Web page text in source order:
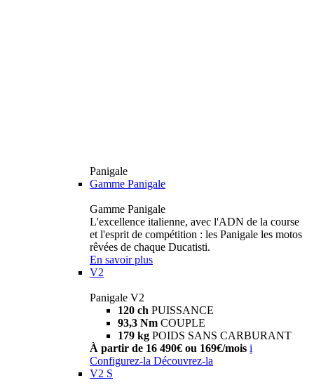
Panigale
Gamme Panigale
Gamme Panigale
L'excellence italienne, avec l'ADN de la course
et l'esprit de compétition : les Panigale les motos
rêvées de chaque Ducatisti.
En savoir plus
V2
Panigale V2
120 ch PUISSANCE
93,3 Nm COUPLE
179 kg POIDS SANS CARBURANT
À partir de 16 490€ ou 169€/mois i
Configurez-la Découvrez-la
V2 S